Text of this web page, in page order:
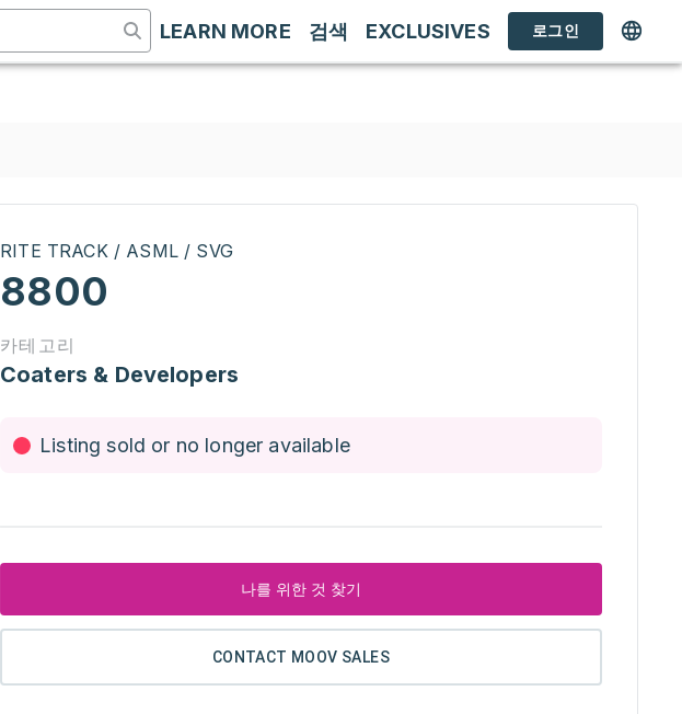
LEARN MORE 검색 EXCLUSIVES 로그인
RITE TRACK / ASML / SVG
8800
카테고리
Coaters & Developers
Listing sold or no longer available
나를 위한 것 찾기
CONTACT MOOV SALES